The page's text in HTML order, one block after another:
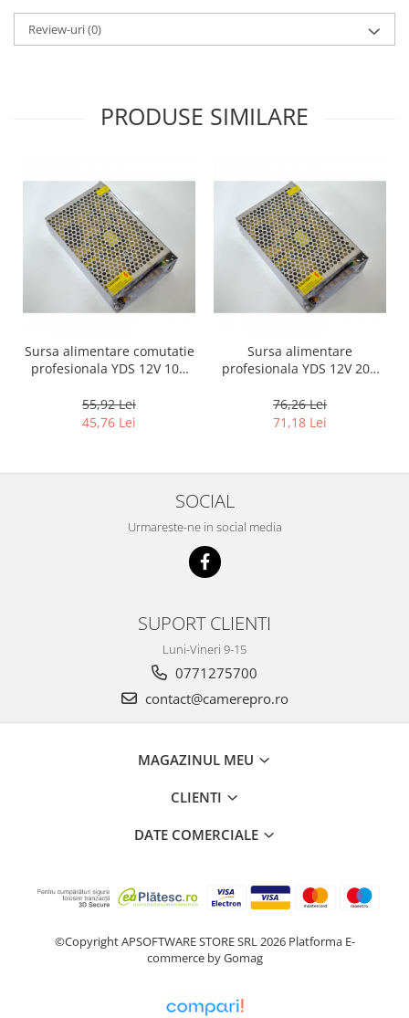
Review-uri(0)
PRODUSE SIMILARE
Sursa alimentare comutatie
profesionala YDS 12V 10A
55,92 Lei
45,76 Lei
Sursa alimentare
profesionala YDS 12V 20A
76,26 Lei
71,18 Lei
SOCIAL
Urmareste-ne in social media
SUPORT CLIENTI
Luni-Vineri 9-15
0771275700
contact@camerepro.ro
MAGAZINUL MEU
CLIENTI
DATE COMERCIALE
©Copyright APSOFTWARE STORE SRL 2026 Platforma E-
commerce by Gomag